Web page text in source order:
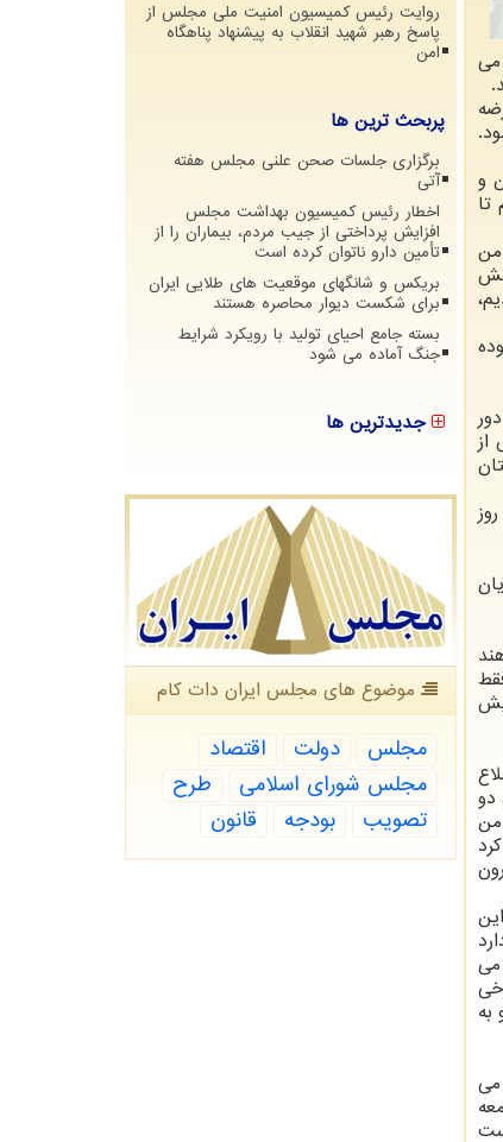
می
و
من
از
دو
من
می
به
می
روایت رئیس کمیسیون امنیت ملی مجلس از
پاسخ رهبر شهید انقلاب به پیشنهاد پناهگاه
امن
پربحث ترین ها
برگزاری جلسات صحن علنی مجلس هفته
آتی
اخطار رئیس کمیسیون بهداشت مجلس
افزایش پرداختی از جیب مردم، بیماران را از
تأمین دارو ناتوان کرده است
بریکس و شانگهای موقعیت های طلایی ایران
برای شکست دیوار محاصره هستند
بسته جامع احیای تولید با رویکرد شرایط
جنگ آماده می شود
جدیدترین ها
موضوع های مجلس ایران دات كام
مجلس دولت
اقتصاد
مجلس شورای اسلامی
طرح
تصویب
بودجه قانون